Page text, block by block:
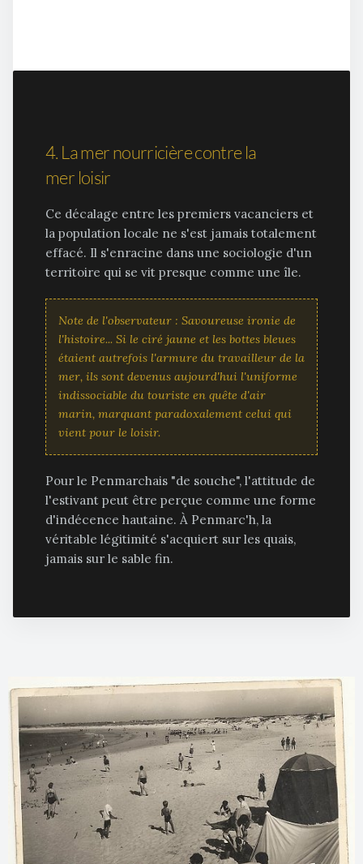
4. La mer nourricière contre la
mer loisir
Ce décalage entre les premiers vacanciers et
la population locale ne s'est jamais totalement
effacé. Il s'enracine dans une sociologie d'un
territoire qui se vit presque comme une île.
Note de l'observateur : Savoureuse ironie de
l'histoire... Si le ciré jaune et les bottes bleues
étaient autrefois l'armure du travailleur de la
mer, ils sont devenus aujourd'hui l'uniforme
indissociable du touriste en quête d'air
marin, marquant paradoxalement celui qui
vient pour le loisir.
Pour le Penmarchais "de souche", l'attitude de
l'estivant peut être perçue comme une forme
d'indécence hautaine. À Penmarc'h, la
véritable légitimité s'acquiert sur les quais,
jamais sur le sable fin.